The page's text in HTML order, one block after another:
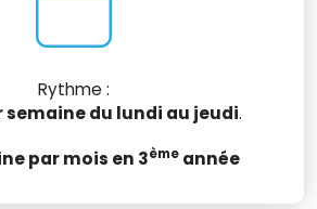
Rythme :
semaine du lundi au jeudi.
par mois en 3ème année